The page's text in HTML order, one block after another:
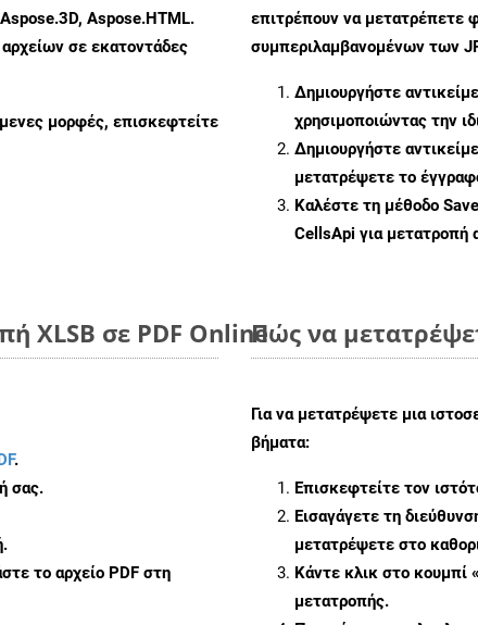
Aspose.HTML.
σε εκατοντάδες
μορφές, επισκεφτείτε
επιτρέπουν να μετατρέπετε
συμπεριλαμβανομένων των
Δημιουργήστε
χρησιμοποιώντας την
Δημιουργήστε
μετατρέψετε το
Καλέστε τη μέθοδο
CellsApi για μετατροπή
XLSB σε PDF Online
.
σας.
το αρχείο PDF στη
Πώς να
Για να μετατρέψετε μια
βήματα:
Επισκεφτείτε τον
Εισαγάγετε τη
μετατρέψετε στο
Κάντε κλικ στο κουμπί
μετατροπής.